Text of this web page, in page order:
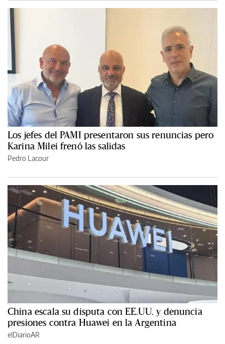
Los jefes del PAMI presentaron sus renuncias pero
Karina Milei frenó las salidas
Pedro Lacour
China escala su disputa con EE.UU. y denuncia
presiones contra Huawei en la Argentina
elDiarioAR